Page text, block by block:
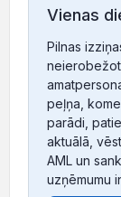
Vienas
Pilnas
peļņa,
parādi,
aktuālā,
AML un
uzņēmumu